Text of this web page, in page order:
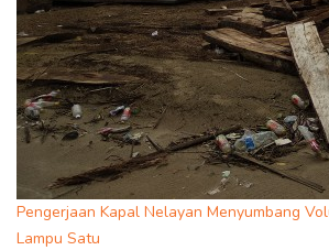
Pengerjaan Kapal Nelayan Menyumbang
Lampu Satu